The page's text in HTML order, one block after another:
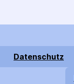
Datenschutz